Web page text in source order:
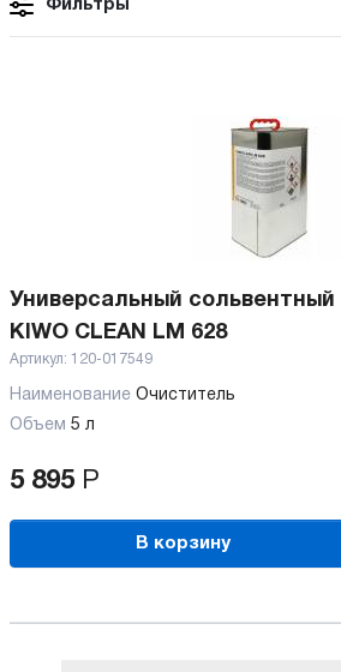
Фильтры
Универсальный сольвентный
KIWO CLEAN LM 628
Артикул: 120-017549
Наименование Очиститель
Объем 5 л
5 895 Р
В корзину